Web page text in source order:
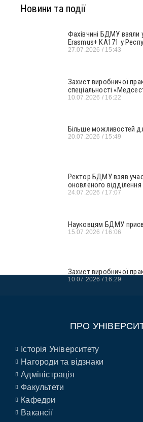
Новини та події
Фахівчині БДМУ взяли
Erasmus+ KA171 у
27.07.2026 15:43
Захист виробничої
спеціальності
10.07.2026 16:22
Більше можливостей
20.07.2026 15:49
Ректор БДМУ взяв
оновленого
24.07.2026 17:07
Науковцям БДМУ
15.07.2026 16:06
Захист виробничої
10.07.2026 16:29
ПРО
Історія Університету
Нагороди та відзнаки
Адміністрація
Факультети
Кафедри
Вакансії